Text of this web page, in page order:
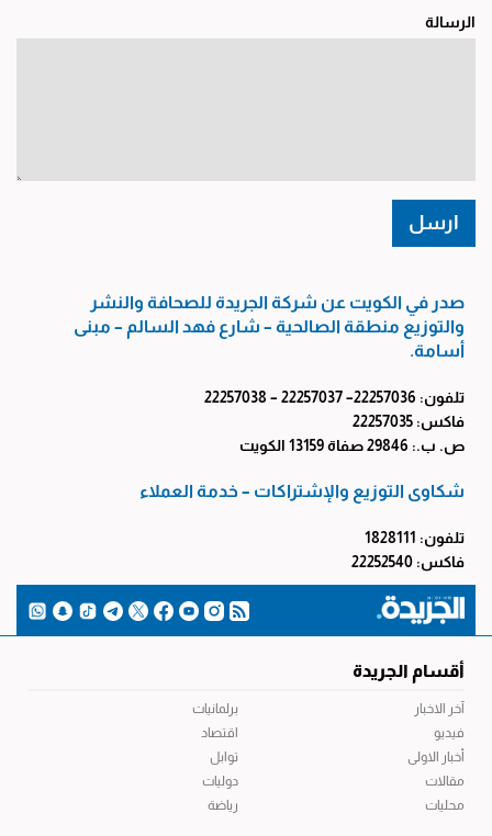
الرسالة
صدر في الكويت عن شركة الجريدة للصحافة والنشر
والتوزيع منطقة الصالحية – شارع فهد السالم – مبنى
أسامة.
تلفون: 22257036– 22257037 – 22257038
فاكس: 22257035
ص. ب.: 29846 صفاة 13159 الكويت
شكاوى التوزيع والإشتراكات – خدمة العملاء
تلفون: 1828111
فاكس: 22252540
أقسام الجريدة
آخر الاخبار
فيديو
أخبار الاولى
مقالات
محليات
برلمانيات
اقتصاد
توابل
دوليات
رياضة